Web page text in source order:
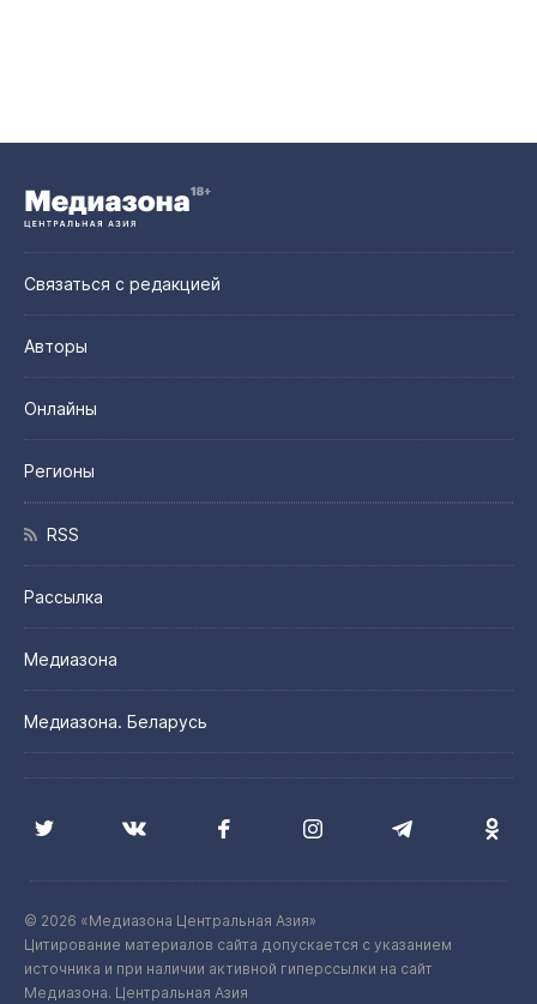
Связаться с редакцией
Авторы
Онлайны
Регионы
RSS
Рассылка
Медиазона
Медиазона. Беларусь
© 2026 «Медиазона Центральная Азия»
Цитирование материалов сайта допускается с указанием
источника и при наличии активной гиперссылки на сайт
Медиазона. Центральная Азия